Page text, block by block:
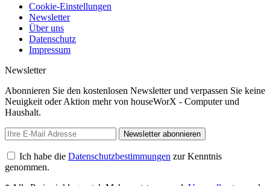
Cookie-Einstellungen
Newsletter
Über uns
Datenschutz
Impressum
Newsletter
Abonnieren Sie den kostenlosen Newsletter und verpassen Sie keine
Neuigkeit oder Aktion mehr von houseWorX - Computer und
Haushalt.
Newsletter abonnieren
Ich habe die Datenschutzbestimmungen zur Kenntnis
genommen.